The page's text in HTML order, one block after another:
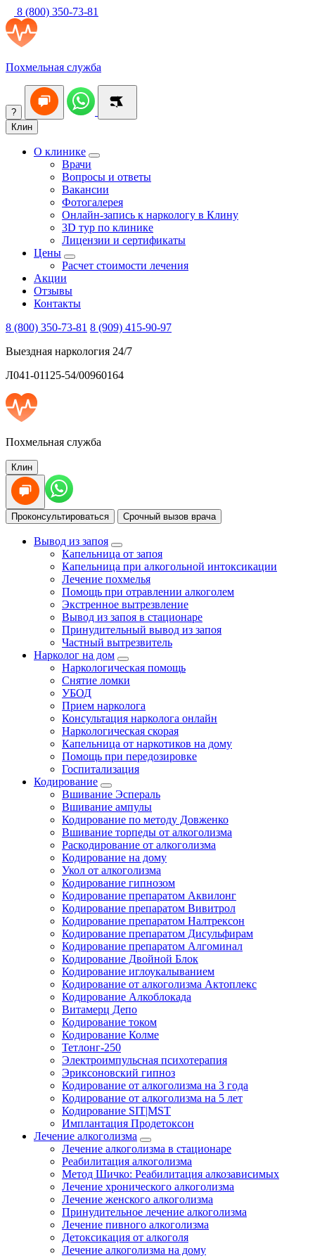
8 (800) 350-73-81
Похмельная служба
?
Клин
О клинике
Врачи
Вопросы и ответы
Вакансии
Фотогалерея
Онлайн-запись к наркологу в Клину
3D тур по клинике
Лицензии и сертификаты
Цены
Расчет стоимости лечения
Акции
Отзывы
Контакты
8 (800) 350-73-81 8 (909) 415-90-97
Выездная наркология 24/7
Л041-01125-54/00960164
Похмельная служба
Клин
Проконсультироваться Срочный вызов врача
Вывод из запоя
Капельница от запоя
Капельница при алкогольной интоксикации
Лечение похмелья
Помощь при отравлении алкоголем
Экстренное вытрезвление
Вывод из запоя в стационаре
Принудительный вывод из запоя
Частный вытрезвитель
Нарколог на дом
Наркологическая помощь
Снятие ломки
УБОД
Прием нарколога
Консультация нарколога онлайн
Наркологическая скорая
Капельница от наркотиков на дому
Помощь при передозировке
Госпитализация
Кодирование
Вшивание Эспераль
Вшивание ампулы
Кодирование по методу Довженко
Вшивание торпеды от алкоголизма
Раскодирование от алкоголизма
Кодирование на дому
Укол от алкоголизма
Кодирование гипнозом
Кодирование препаратом Аквилонг
Кодирование препаратом Вивитрол
Кодирование препаратом Налтрексон
Кодирование препаратом Дисульфирам
Кодирование препаратом Алгоминал
Кодирование Двойной Блок
Кодирование иглоукалыванием
Кодирование от алкоголизма Актоплекс
Кодирование Алкоблокада
Витамерц Депо
Кодирование током
Кодирование Колме
Тетлонг-250
Электроимпульсная психотерапия
Эриксоновский гипноз
Кодирование от алкоголизма на 3 года
Кодирование от алкоголизма на 5 лет
Кодирование SIT|MST
Имплантация Продетоксон
Лечение алкоголизма
Лечение алкоголизма в стационаре
Реабилитация алкоголизма
Метод Шичко: Реабилитация алкозависимых
Лечение хронического алкоголизма
Лечение женского алкоголизма
Принудительное лечение алкоголизма
Лечение пивного алкоголизма
Детоксикация от алкоголя
Лечение алкоголизма на дому